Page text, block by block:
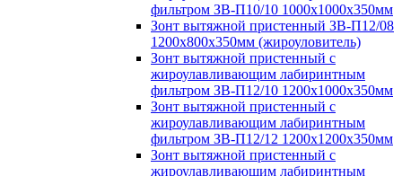
фильтром ЗВ-П10/10 1000х1000х350мм
Зонт вытяжной пристенный ЗВ-П12/08
1200х800х350мм (жироуловитель)
Зонт вытяжной пристенный с
жироулавливающим лабиринтным
фильтром ЗВ-П12/10 1200х1000х350мм
Зонт вытяжной пристенный с
жироулавливающим лабиринтным
фильтром ЗВ-П12/12 1200х1200х350мм
Зонт вытяжной пристенный с
жироулавливающим лабиринтным